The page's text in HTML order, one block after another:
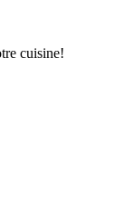
cuisine!